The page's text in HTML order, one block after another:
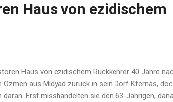
Haus von ezidischem
Haus von ezidischem Rückkehrer 40 Jahre
Özmen aus Midyad zurück in sein Dorf Kfernas,
daran. Erst misshandelten sie den 63-Jährigen,